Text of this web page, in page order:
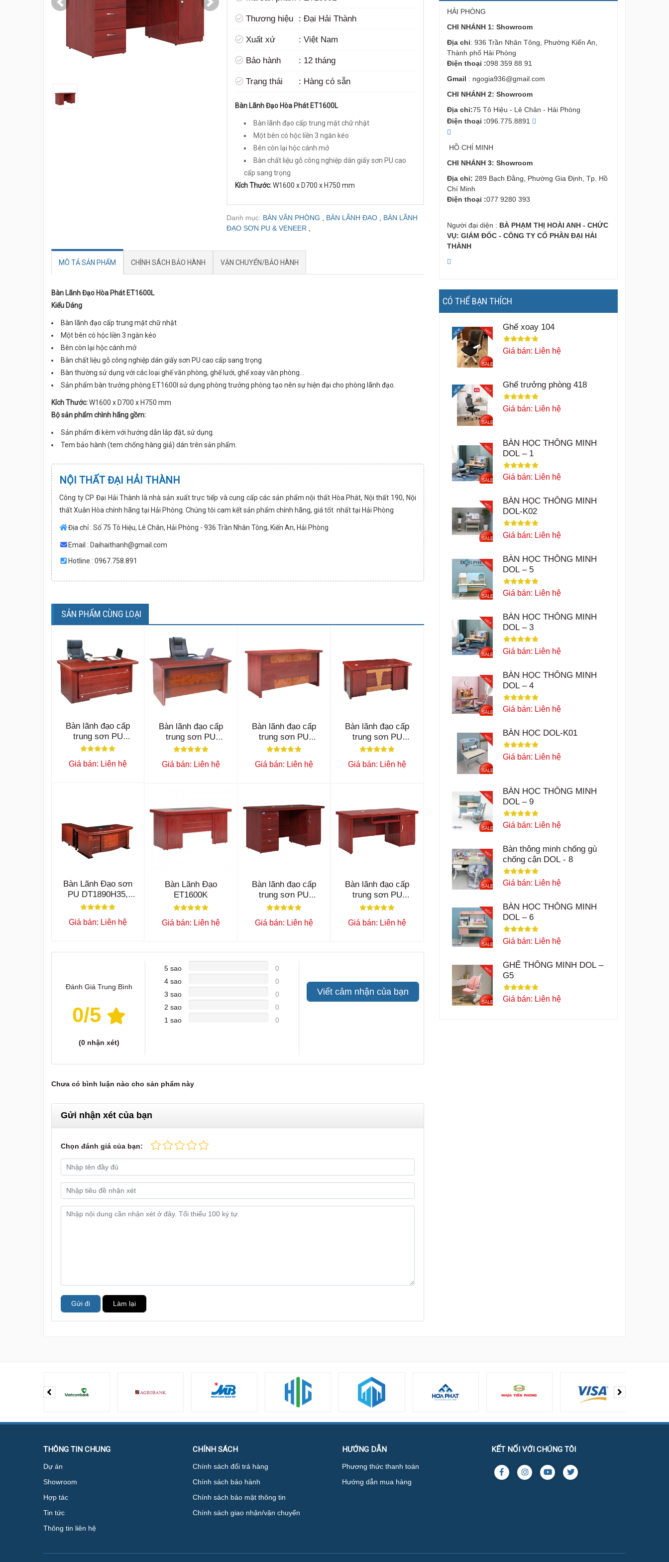
Previous Next
Thương hiệu : Đại Hải Thành
Xuất xứ : Việt Nam
Bảo hành : 12 tháng
Trạng thái : Hàng có sẵn
Bàn Lãnh Đạo Hòa Phát ET1600L
Bàn lãnh đạo cấp trung mặt chữ nhật
Một bên có hộc liền 3 ngăn kéo
Bên còn lại hộc cánh mở
Bàn chất liệu gỗ công nghiệp dán giấy sơn PU cao
cấp sang trọng
Kích Thước:W1600 x D700 x H750 mm
Danh mục: BÀN VĂN PHÒNG BÀN LÃNH ĐẠO
BÀN LÃNH
ĐẠO SƠN PU & VENEER
MÔ TẢ SẢN PHẨM CHÍNH SÁCH BẢO HÀNH VẬN CHUYỂN/BẢO HÀNH
Bàn Lãnh Đạo Hòa Phát ET1600L
Kiểu Dáng
Bàn lãnh đạo cấp trung mặt chữ nhật
Một bên có hộc liền 3 ngăn kéo
Bên còn lại hộc cánh mở
Bàn chất liệu gỗ công nghiệp dán giấy sơn PU cao cấp sang trọng
Bàn thường sử dụng với các loại ghế văn phòng, ghế lưới, ghế xoay văn phòng...
Sản phẩm bàn trưởng phòng ET1600I sử dụng phòng trưởng phòng tạo nên sự hiện đại cho phòng lãnh đạo.
Kích Thước:W1600 x D700 x H750 mm
Bộ sản phẩm chình hãng gồm:
Sản phẩm đi kèm với hướng dẫn lắp đặt, sử dụng.
Tem bảo hành (tem chống hàng giả) dán trên sản phẩm.
NỘI THẤT ĐẠI HẢI THÀNH
Công ty CP Đại Hải Thành là nhà sản xuất trực tiếp và cung cấp các sản phẩm nội thất Hòa Phát, Nội thất 190, Nội
thất Xuân Hòa chính hãng tại Hải Phòng. Chúng tôi cam kết sản phẩm chính hãng, giá tốt nhất tại Hải Phòng
Địa chỉ : Số 75 Tô Hiệu, Lê Chân, Hải Phòng - 936 Trần Nhân Tông, Kiến An, Hải Phòng
Email : Daihaithanh@gmail.com
Hotline : 0967.758.891
SẢN PHẨM CÙNG LOẠI
Bàn lãnh đạo cấp
trung sơn PU
ET1600E
Giá bán: Liên hệ
Bàn lãnh đạo cấp
trung sơn PU
ET1400G
Giá bán: Liên hệ
Bàn lãnh đạo cấp
trung sơn PU
ET1400B
Giá bán: Liên hệ
Bàn lãnh đạo cấp
trung sơn PU
ET1600F
Giá bán: Liên hệ
Bàn Lãnh Đạo sơn
PU DT1890H35,
DT2010H35
Giá bán: Liên hệ
Bàn Lãnh Đạo
ET1600K
Giá bán: Liên hệ
Bàn lãnh đạo cấp
trung sơn PU
ET1600I
Giá bán: Liên hệ
Bàn lãnh đạo cấp
trung sơn PU
ET1600T
Giá bán: Liên hệ
Đánh Giá Trung Bình
0/5
(0nhận xét)
5 sao
0
4 sao
0
3 sao
0
2 sao
0
1 sao
0
Viết cảm nhận của bạn
Chưa có bình luận nào cho sản phẩm này
Gửi nhận xét của bạn
Chọn đánh giá của bạn:
Gửi đi Làm lại
HẢI PHÒNG
CHI NHÁNH 1: Showroom
Địa chỉ: 936 Trần Nhân Tông, Phường Kiến An,
Thành phố Hải Phòng
Điện thoại :098 359 88 91
Gmail : ngogia936@gmail.com
CHI NHÁNH 2: Showroom
Địa chỉ:75 Tô Hiệu - Lê Chân - Hải Phòng
Điện thoại :096.775.8891
HỒ CHÍ MINH
CHI NHÁNH 3: Showroom
Địa chỉ: 289 Bạch Đằng, Phường Gia Định, Tp. Hồ
Chí Minh
Điện thoại :077 9280 393
Người đại diện : BÀ PHẠM THỊ HOÀI ANH - CHỨC
VỤ: GIÁM ĐỐC - CÔNG TY CỔ PHẦN ĐẠI HẢI
THÀNH
CÓ THỂ BẠN THÍCH
NEW HOT
SALE
Ghế xoay 104
Giá bán: Liên hệ
NEW HOT
SALE
Ghế trưởng phòng 418
Giá bán: Liên hệ
HOT
SALE
BÀN HỌC THÔNG MINH
DOL – 1
Giá bán: Liên hệ
HOT
SALE
BÀN HỌC THÔNG MINH
DOL-K02
Giá bán: Liên hệ
HOT
SALE
BÀN HỌC THÔNG MINH
DOL – 5
Giá bán: Liên hệ
HOT
SALE
BÀN HỌC THÔNG MINH
DOL – 3
Giá bán: Liên hệ
HOT
SALE
BÀN HỌC THÔNG MINH
DOL – 4
Giá bán: Liên hệ
HOT
SALE
BÀN HỌC DOL-K01
Giá bán: Liên hệ
HOT
SALE
BÀN HỌC THÔNG MINH
DOL – 9
Giá bán: Liên hệ
HOT
SALE
Bàn thông minh chống gù
chống cận DOL - 8
Giá bán: Liên hệ
HOT
SALE
BÀN HỌC THÔNG MINH
DOL – 6
Giá bán: Liên hệ
HOT
SALE
GHẾ THÔNG MINH DOL –
G5
Giá bán: Liên hệ
THÔNG TIN CHUNG
Dự án
Showroom
Hợp tác
Tin tức
Thông tin liên hệ
CHÍNH SÁCH
Chính sách đổi trả hàng
Chính sách bảo hành
Chính sách bảo mật thông tin
Chính sách giao nhận/vận chuyển
HƯỚNG DẪN
Phương thức thanh toán
Hướng dẫn mua hàng
KẾT NỐI VỚI CHÚNG TÔI